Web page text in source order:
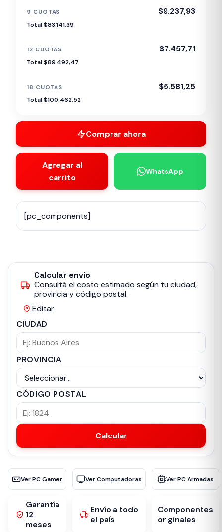
9 CUOTAS $9.237,93
Total $83.141,39
12 CUOTAS $7.457,71
Total $89.492,47
18 CUOTAS $5.581,25
Total $100.462,52
Comprar ahora
Agregar al
carrito
WhatsApp
[pc_components]
Calcular envío
Consultá el costo estimado según tu ciudad,
provincia y código postal.
Editar
CIUDAD
PROVINCIA
CÓDIGO POSTAL
Calcular
Ver PC Gamer Ver Computadoras Ver PC Armadas
Garantía
12
meses
Envío a todo
el país
Componentes
originales